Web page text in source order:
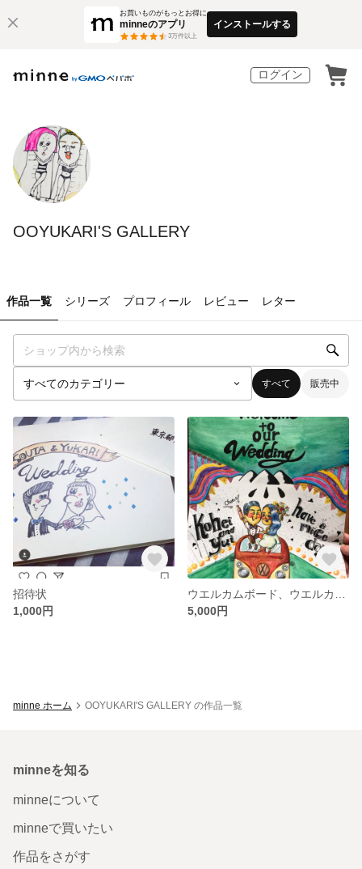
お買いものがもっとお得に
minneのアプリ
3万件以上
インストールする
ログイン
OOYUKARI'S GALLERY
作品一覧 シリーズ プロフィール レビュー レター
すべて 販売中
招待状
1,000円
5,000円
minne ホーム OOYUKARI'S GALLERY の作品一覧
minneを知る
minneについて
minneで買いたい
作品をさがす